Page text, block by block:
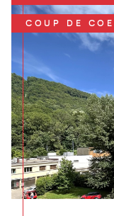
COUP DE